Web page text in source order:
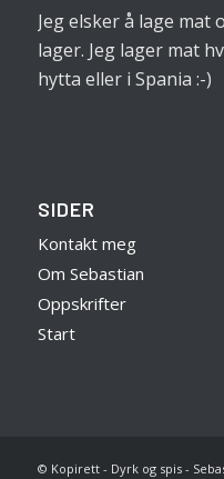
Jeg elsker å lage mat
lager. Jeg lager mat
hytta eller i Spania :-)
SIDER
Kontakt meg
Om Sebastian
Oppskrifter
Start
© Kopirett - Dyrk og spis -